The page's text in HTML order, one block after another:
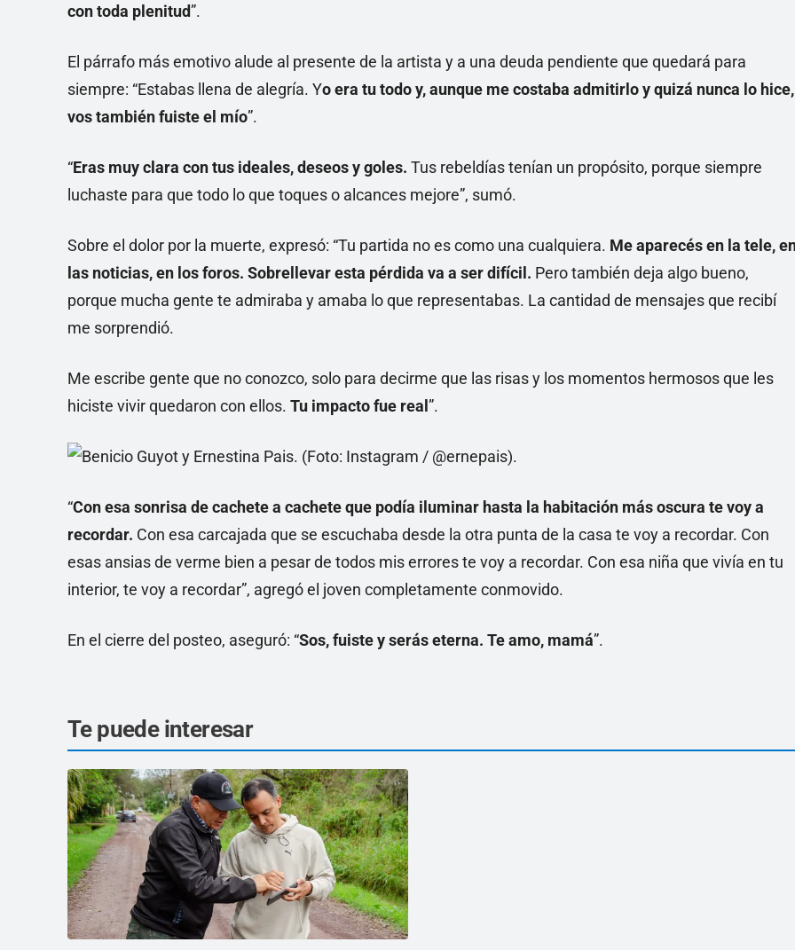
con toda plenitud”.
El párrafo más emotivo alude al presente de la artista y a una deuda pendiente que quedará para
siempre: “Estabas llena de alegría. Yo era tu todo y, aunque me costaba admitirlo y quizá nunca lo hice,
vos también fuiste el mío”.
“Eras muy clara con tus ideales, deseos y goles. Tus rebeldías tenían un propósito, porque siempre
luchaste para que todo lo que toques o alcances mejore”, sumó.
Sobre el dolor por la muerte, expresó: “Tu partida no es como una cualquiera. Me aparecés en la tele,
las noticias, en los foros. Sobrellevar esta pérdida va a ser difícil. Pero también deja algo bueno,
porque mucha gente te admiraba y amaba lo que representabas. La cantidad de mensajes que recibí
me sorprendió.
Me escribe gente que no conozco, solo para decirme que las risas y los momentos hermosos que les
hiciste vivir quedaron con ellos. Tu impacto fue real ”.
“Con esa sonrisa de cachete a cachete que podía iluminar hasta la habitación más oscura te voy a
recordar. Con esa carcajada que se escuchaba desde la otra punta de la casa te voy a recordar. Con
esas ansias de verme bien a pesar de todos mis errores te voy a recordar. Con esa niña que vivía en tu
interior, te voy a recordar”, agregó el joven completamente conmovido.
En el cierre del posteo, aseguró: “Sos, fuiste y serás eterna. Te amo, mamá”.
Te puede interesar